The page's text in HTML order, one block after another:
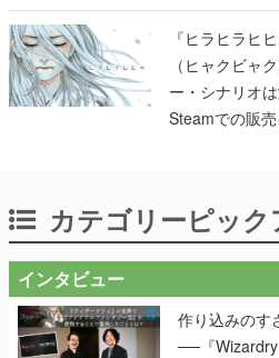
『ヒラヒラヒ
（ヒャクビャ
ー・シナリオ
Steamでの販
カテゴリーピッ
インタビュー
作り込みのす
──『Wizardry